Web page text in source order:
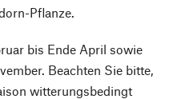
Pflanze.
bis Ende April sowie
Beachten Sie bitte,
witterungsbedingt